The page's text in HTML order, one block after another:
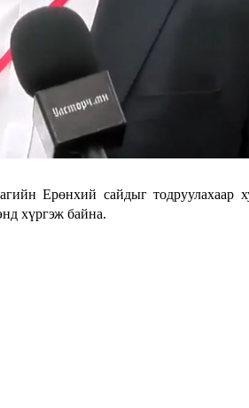
Ерөнхий сайдыг тодруулахаар
хүргэж байна.